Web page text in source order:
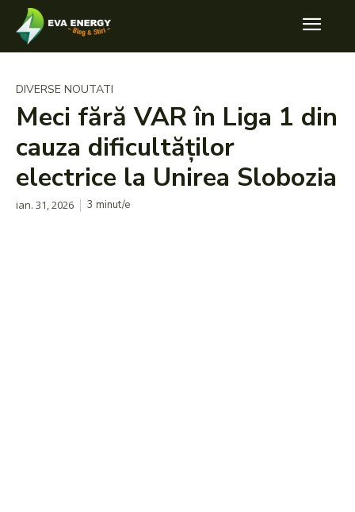
DIVERSE NOUTATI
Meci fără VAR în Liga 1 din
cauza dificultăților
electrice la Unirea Slobozia
ian. 31, 2026 3 minut/e